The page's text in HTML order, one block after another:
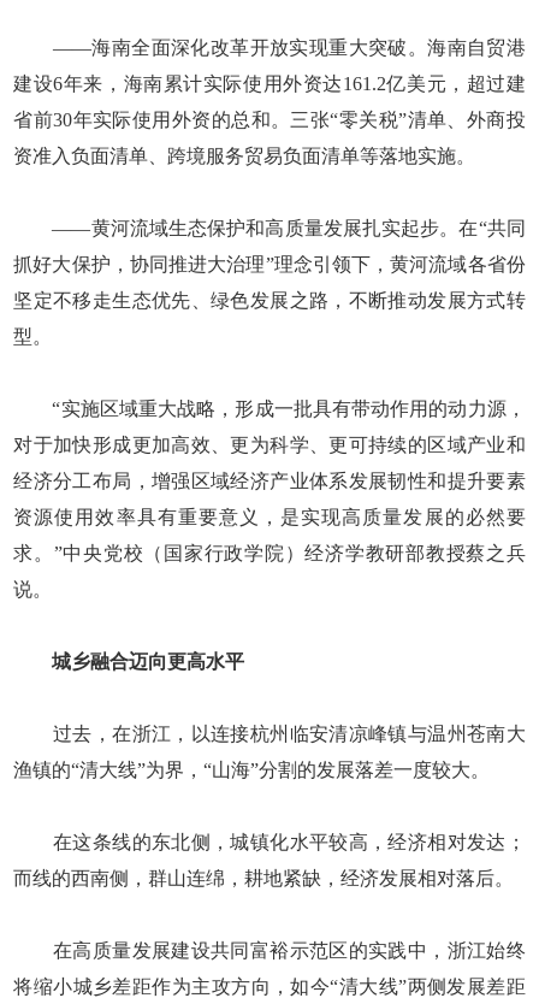
——海南全面深化改革开放实现重大突破。海南自贸港
建设6年来，海南累计实际使用外资达161.2亿美元，超过建
省前30年实际使用外资的总和。三张“零关税”清单、外商投
资准入负面清单、跨境服务贸易负面清单等落地实施。
——黄河流域生态保护和高质量发展扎实起步。在“共同
抓好大保护，协同推进大治理”理念引领下，黄河流域各省份
坚定不移走生态优先、绿色发展之路，不断推动发展方式转
型。
“实施区域重大战略，形成一批具有带动作用的动力源，
对于加快形成更加高效、更为科学、更可持续的区域产业和
经济分工布局，增强区域经济产业体系发展韧性和提升要素
资源使用效率具有重要意义，是实现高质量发展的必然要
求。”中央党校（国家行政学院）经济学教研部教授蔡之兵
说。
城乡融合迈向更高水平
过去，在浙江，以连接杭州临安清凉峰镇与温州苍南大
渔镇的“清大线”为界，“山海”分割的发展落差一度较大。
在这条线的东北侧，城镇化水平较高，经济相对发达；
而线的西南侧，群山连绵，耕地紧缺，经济发展相对落后。
在高质量发展建设共同富裕示范区的实践中，浙江始终
将缩小城乡差距作为主攻方向，如今“清大线”两侧发展差距